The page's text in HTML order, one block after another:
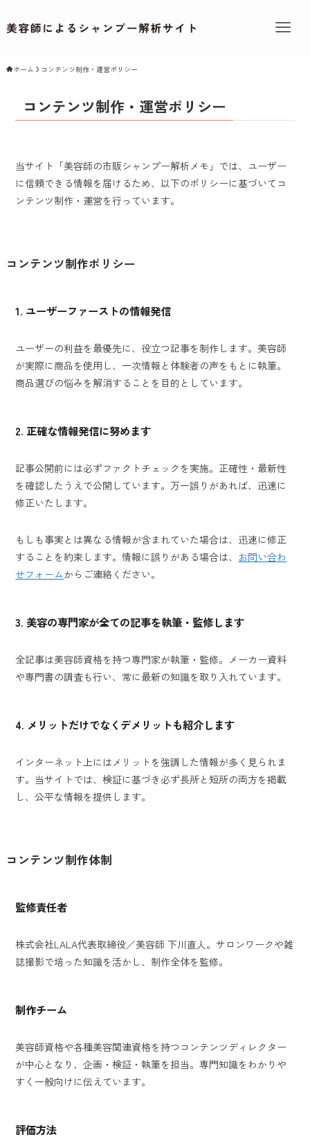
ホーム コンテンツ制作・運営ポリシー
コンテンツ制作・運営ポリシー
当サイト「美容師の市販シャンプー解析メモ」では、ユーザー
に信頼できる情報を届けるため、以下のポリシーに基づいてコ
ンテンツ制作・運営を行っています。
コンテンツ制作ポリシー
1. ユーザーファーストの情報発信
ユーザーの利益を最優先に、役立つ記事を制作します。美容師
が実際に商品を使用し、一次情報と体験者の声をもとに執筆。
商品選びの悩みを解消することを目的としています。
2. 正確な情報発信に努めます
記事公開前には必ずファクトチェックを実施。正確性・最新性
を確認したうえで公開しています。万一誤りがあれば、迅速に
修正いたします。
もしも事実とは異なる情報が含まれていた場合は、迅速に修正
することを約束します。情報に誤りがある場合は、 お問い合わ
せフォームからご連絡ください。
3. 美容の専門家が全ての記事を執筆・監修します
全記事は美容師資格を持つ専門家が執筆・監修。メーカー資料
や専門書の調査も行い、常に最新の知識を取り入れています。
4. メリットだけでなくデメリットも紹介します
インターネット上にはメリットを強調した情報が多く見られま
す。当サイトでは、検証に基づき必ず長所と短所の両方を掲載
し、公平な情報を提供します。
コンテンツ制作体制
監修責任者
株式会社LALA代表取締役／美容師 下川直人。サロンワークや雑
誌撮影で培った知識を活かし、制作全体を監修。
制作チーム
美容師資格や各種美容関連資格を持つコンテンツディレクター
が中心となり、企画・検証・執筆を担当。専門知識をわかりや
すく一般向けに伝えています。
評価方法